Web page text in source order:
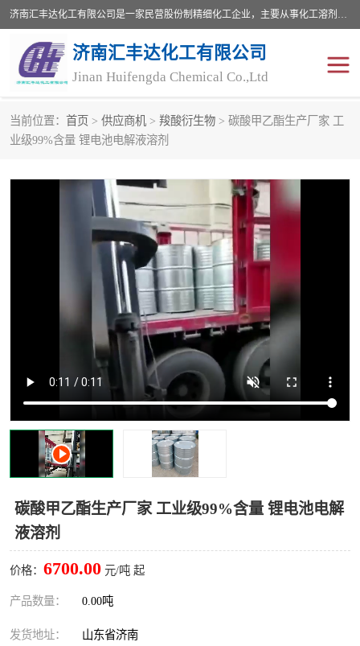
济南汇丰达化工有限公司是一家民营股份制精细化工企业，主要从事化工溶剂、药用辅料、合成中间体等深加工产品的研制开发、生产、销售和进出口贸易。主营产品：环氧丙烷，十二烷基苯，甲基磺酸，磺酸，DMF，DMAC，甘油，苯甲醇，乙酰氯，甲基丙烯酸，甲基丙烯酸甲酯，叔丁醇，异辛酸，二乙烯三胺，一乙，二乙‎，三乙醇胺，原乙酸三甲酯等化工产品及中间体。欢迎各界朋友洽谈咨询业务。
济南汇丰达化工有限公司
Jinan Huifengda Chemical Co.,Ltd
当前位置： 首页 > 供应商机 > 羧酸衍生物 > 碳酸甲乙酯生产厂家 工
业级99%含量 锂电池电解液溶剂
碳酸甲乙酯生产厂家 工业级99%含量 锂电池电解
液溶剂
价格： 6700.00 元/吨 起
产品数量： 0.00吨
发货地址： 山东省济南
胺类
醇类 醚类
无机化工原料
有机溶剂
十二烷基苯
十二烷基苯磺酸 甲醇钠
三乙胺
丙二醇甲醚醋酸酯 丙酸乙酯
叔丁基苯
醛类